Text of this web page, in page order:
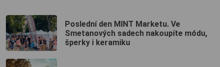
Poslední den MINT Marketu. Ve
Smetanových sadech nakoupíte módu,
šperky i keramiku